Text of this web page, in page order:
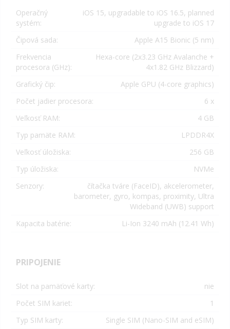
Operačný
systém:
iOS 15, upgradable to iOS 16.5, planned
upgrade to iOS 17
Čipová sada:
Apple A15 Bionic (5 nm)
Frekvencia
procesora (GHz):
Hexa-core (2x3.23 GHz Avalanche +
4x1.82 GHz Blizzard)
Grafický čip:
Apple GPU (4-core graphics)
Počet jadier procesora:
6 x
Veľkosť RAM:
4 GB
Typ pamäte RAM:
LPDDR4X
Veľkosť úložiska:
256 GB
Typ úložiska:
NVMe
Senzory:
čítačka tváre (FaceID), akcelerometer,
barometer, gyro, kompas, proximity, Ultra
Wideband (UWB) support
Kapacita batérie:
Li-Ion 3240 mAh (12.41 Wh)
PRIPOJENIE
Slot na pamäťové karty:
nie
Počet SIM kariet:
1
Typ SIM karty:
Single SIM (Nano-SIM and eSIM)